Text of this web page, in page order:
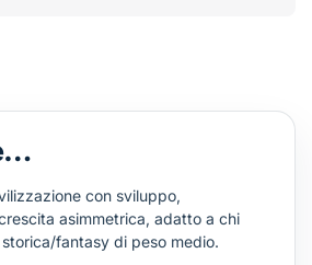
con sviluppo,
asimmetrica, adatto a chi
fantasy di peso medio.